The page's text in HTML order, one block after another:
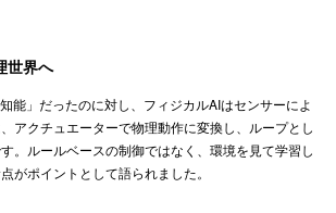
世界へ
能」だったのに対し、フィジカルAIはセンサーによ
アクチュエーターで物理動作に変換し、ループとし
。ルールベースの制御ではなく、環境を見て学習し
がポイントとして語られました。